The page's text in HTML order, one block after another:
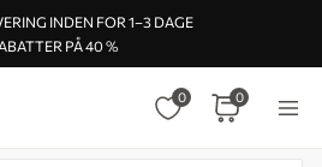
INDEN FOR 1–3 DAGE
PÅ 40 %
0 0